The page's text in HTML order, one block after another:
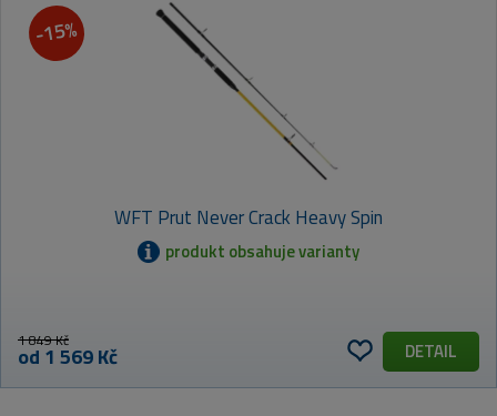
-15%
WFT Prut Never Crack Heavy Spin
produkt obsahuje varianty
1 849 Kč
od 1 569 Kč DETAIL